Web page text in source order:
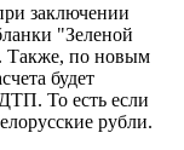
заключении
"Зеленой
Также, по новым
будет
То есть если
рубли.